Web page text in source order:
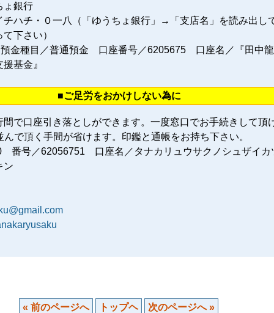
ょ銀行
チハチ・０一八（「ゆうちょ銀行」→「支店名」を読み出し
下さい）
金種目／普通預金 口座番号／6205675 口座名／『田中
基金』
■ご足労をおかけしない為に
間で口座引き落としができます。一度窓口でお手続きして頂
んで頂く手間が省けます。印鑑と通帳をお持ち下さい。
番号／62056751 口座名／タナカリュウサクノシュザイカ
ン
« 前のページへ トップヘ 次のページへ »